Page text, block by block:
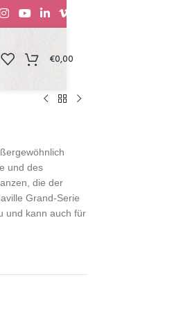
€0,00
und des
die der
Grand-Serie
und kann auch für